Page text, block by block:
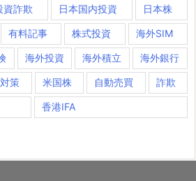
資詐欺 日本国内投資 日本株
有料記事 株式投資 海外SIM
海外投資 海外積立 海外銀行
策 米国株 自動売買 詐欺
香港IFA